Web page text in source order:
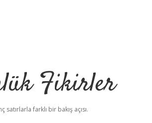
Fikirler
satırlarla farklı bir bakış açısı.